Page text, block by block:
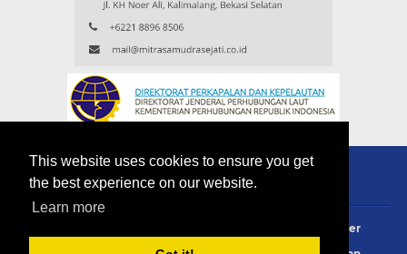
This website uses cookies to ensure you get
the best experience on our website.
Learn more
Disclaimer